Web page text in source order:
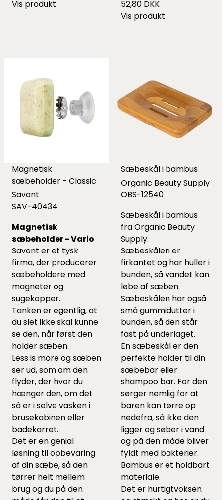
Vis produkt
52,80 DKK
Vis produkt
Magnetisk
sæbeholder - Classic
Savont
SAV-40434
Magnetisk
sæbeholder - Vario
Savont er et tysk
firma, der producerer
sæbeholdere med
magneter og
sugekopper.
Tanken er egentlig, at
du slet ikke skal kunne
se den, når først den
holder sæben.
Less is more og sæben
ser ud, som om den
flyder, der hvor du
hænger den, om det
så er i selve vasken i
brusekabinen eller
badekarret.
Det er en genial
løsning til opbevaring
af din sæbe, så den
tørrer helt mellem
brug og du på den
Sæbeskål i bambus
Organic Beauty Supply
OBS-12540
Sæbeskål i bambus
fra Organic Beauty
Supply.
Sæbeskålen er
firkantet og har huller i
bunden, så vandet kan
løbe af sæben.
Sæbeskålen har også
små gummidutter i
bunden, så den står
fast på underlaget.
En sæbeskål er den
perfekte holder til din
sæbebar eller
shampoo bar. For den
sørger nemlig for at
baren kan tørre op
nedefra, så ikke den
ligger og søber i vand
og på den måde bliver
fyldt med bakterier.
Bambus er et holdbart
materiale.
Det er hurtigtvoksen